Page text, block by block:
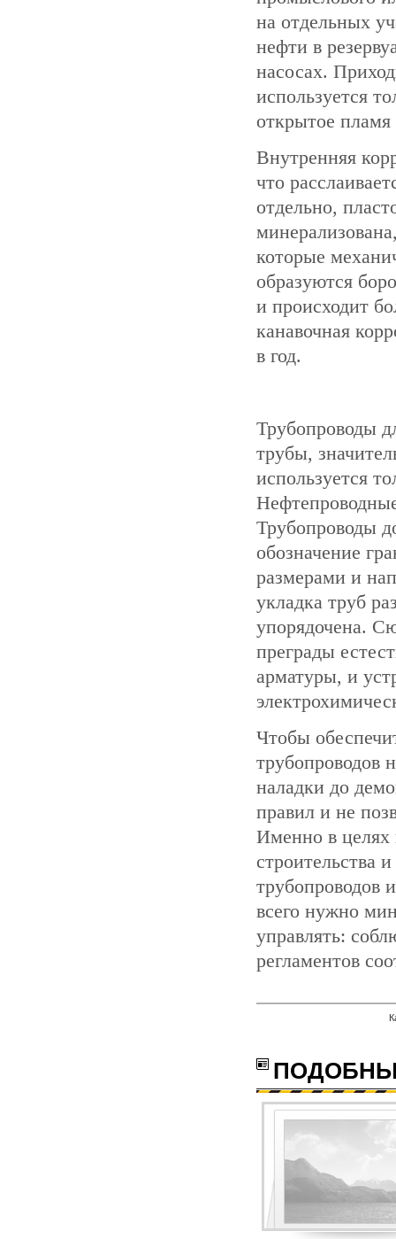
на отдельных
нефти в
насосах.
используется
открытое
Внутренняя
что
отдельно,
которые
образуются
и происходит
канавочная
в год.
Трубопроводы
трубы,
используется
Трубопроводы
обозначение
размерами и
укладка труб
упорядочена.
преграды
арматуры, и
Чтобы
трубопроводов
наладки до
правил и не
Именно в целях
строительства
трубопроводов
всего нужно
управлять:
регламентов